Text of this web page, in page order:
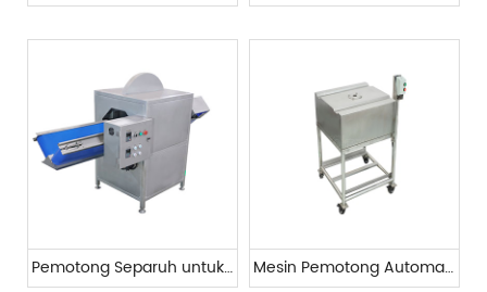
Pemotong Separuh untuk Kubis dan Tembikai Musim Sejuk Mesin Pemotong Automatik Buah dan Sayuran